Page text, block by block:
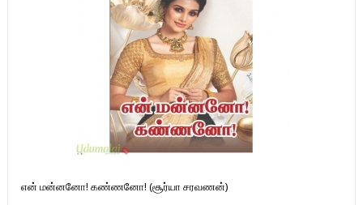
என் மன்னனோ! கண்ணனோ! (சூர்யா சரவணன்)